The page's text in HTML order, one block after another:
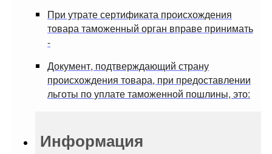
При утрате сертификата происхождения
товара таможенный орган вправе принимать
-
Документ, подтверждающий страну
происхождения товара, при предоставлении
льготы по уплате таможенной пошлины, это:
Информация